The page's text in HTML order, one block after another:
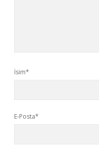
İsim*
E-Posta*